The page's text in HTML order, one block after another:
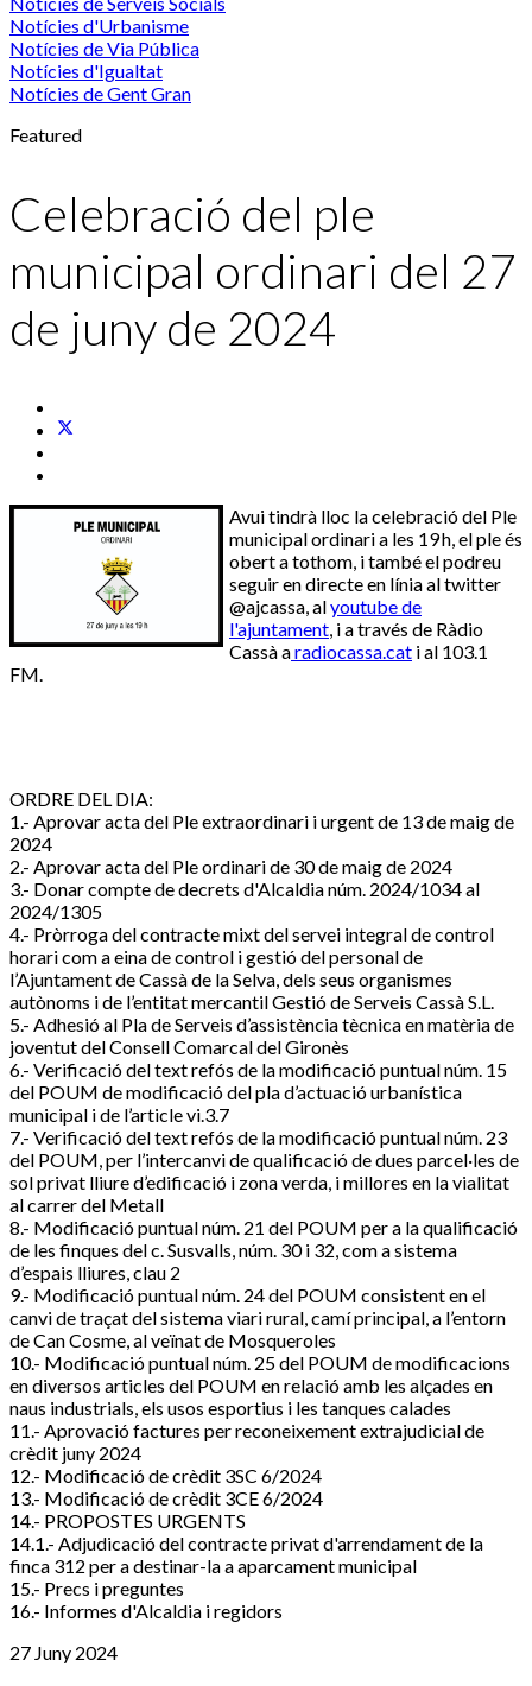
Notícies d'Urbanisme
Notícies de Via Pública
Notícies d'Igualtat
Notícies de Gent Gran
Featured
Celebració del ple
municipal ordinari del 27
de juny de 2024
Avui tindrà lloc la celebració del Ple
municipal ordinari a les 19 h, el ple és
obert a tothom, i també el podreu
seguir en directe en línia al twitter
@ajcassa, alyoutube de
l'ajuntament, i a través de Ràdio
Cassà aradiocassa.cat i al 103.1
FM.
ORDRE DEL DIA:
1.- Aprovar acta del Ple extraordinari i urgent de 13 de maig de
2024
2.- Aprovar acta del Ple ordinari de 30 de maig de 2024
3.- Donar compte de decrets d'Alcaldia núm. 2024/1034 al
2024/1305
4.- Pròrroga del contracte mixt del servei integral de control
horari com a eina de control i gestió del personal de
l’Ajuntament de Cassà de la Selva, dels seus organismes
autònoms i de l’entitat mercantil Gestió de Serveis Cassà S.L.
5.- Adhesió al Pla de Serveis d’assistència tècnica en matèria de
joventut del Consell Comarcal del Gironès
6.- Verificació del text refós de la modificació puntual núm. 15
del POUM de modificació del pla d’actuació urbanística
municipal i de l’article vi.3.7
7.- Verificació del text refós de la modificació puntual núm. 23
del POUM, per l’intercanvi de qualificació de dues parcel·les de
sol privat lliure d’edificació i zona verda, i millores en la vialitat
al carrer del Metall
8.- Modificació puntual núm. 21 del POUM per a la qualificació
de les finques del c. Susvalls, núm. 30 i 32, com a sistema
d’espais lliures, clau 2
9.- Modificació puntual núm. 24 del POUM consistent en el
canvi de traçat del sistema viari rural, camí principal, a l’entorn
de Can Cosme, al veïnat de Mosqueroles
10.- Modificació puntual núm. 25 del POUM de modificacions
en diversos articles del POUM en relació amb les alçades en
naus industrials, els usos esportius i les tanques calades
11.- Aprovació factures per reconeixement extrajudicial de
crèdit juny 2024
12.- Modificació de crèdit 3SC 6/2024
13.- Modificació de crèdit 3CE 6/2024
14.- PROPOSTES URGENTS
14.1.- Adjudicació del contracte privat d'arrendament de la
finca 312 per a destinar-la a aparcament municipal
15.- Precs i preguntes
16.- Informes d'Alcaldia i regidors
27 Juny 2024